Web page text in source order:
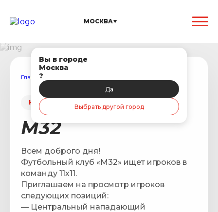
МОСКВА
Вы в городе
Москва
?
Да
Выбрать другой город
Главная
КОМАНДА ИЩЕТ ИГРОКА
М32
Всем доброго дня!
Футбольный клуб «М32» ищет игроков в
команду 11х11.
Приглашаем на просмотр игроков
следующих позиций:
— Центральный нападающий